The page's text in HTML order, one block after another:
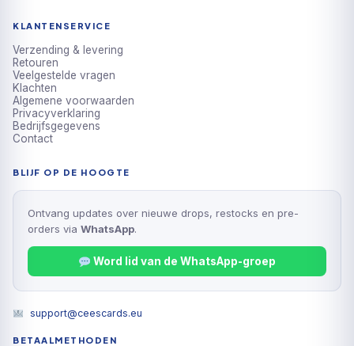
KLANTENSERVICE
Verzending & levering
Retouren
Veelgestelde vragen
Klachten
Algemene voorwaarden
Privacyverklaring
Bedrijfsgegevens
Contact
BLIJF OP DE HOOGTE
Ontvang updates over nieuwe drops, restocks en pre-
orders via WhatsApp.
Word lid van de WhatsApp-groep
support@ceescards.eu
BETAALMETHODEN